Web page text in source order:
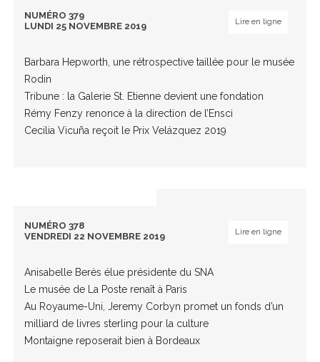
NUMÉRO 379
LUNDI 25 NOVEMBRE 2019
Lire en ligne
Barbara Hepworth, une rétrospective taillée pour le musée
Rodin
Tribune : la Galerie St. Etienne devient une fondation
Rémy Fenzy renonce à la direction de l’Ensci
Cecilia Vicuña reçoit le Prix Velázquez 2019
NUMÉRO 378
VENDREDI 22 NOVEMBRE 2019
Lire en ligne
Anisabelle Berès élue présidente du SNA
Le musée de La Poste renaît à Paris
Au Royaume-Uni, Jeremy Corbyn promet un fonds d’un
milliard de livres sterling pour la culture
Montaigne reposerait bien à Bordeaux